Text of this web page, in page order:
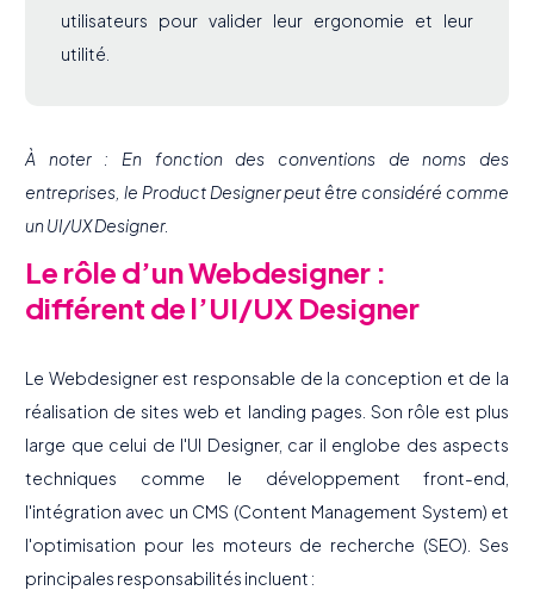
utilisateurs pour valider leur ergonomie et leur
utilité.
À noter : En fonction des conventions de noms des
entreprises, le Product Designer peut être considéré comme
un UI/UX Designer.
Le rôle d’un Webdesigner :
différent de l’UI/UX Designer
Le Webdesigner est responsable de la conception et de la
réalisation de sites web et landing pages. Son rôle est plus
large que celui de l'UI Designer, car il englobe des aspects
techniques comme le développement front-end,
l'intégration avec un CMS (Content Management System) et
l'optimisation pour les moteurs de recherche (SEO). Ses
principales responsabilités incluent :